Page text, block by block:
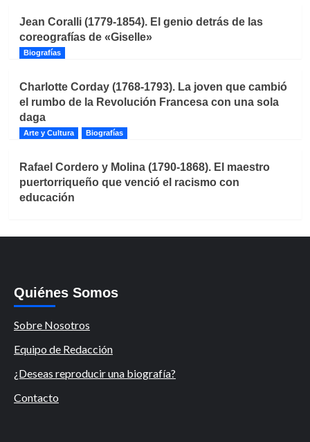
Jean Coralli (1779-1854). El genio detrás de las
coreografías de «Giselle»
Biografías
Charlotte Corday (1768-1793). La joven que cambió
el rumbo de la Revolución Francesa con una sola
daga
Arte y Cultura Biografías
Rafael Cordero y Molina (1790-1868). El maestro
puertorriqueño que venció el racismo con
educación
Quiénes Somos
Sobre Nosotros
Equipo de Redacción
¿Deseas reproducir una biografía?
Contacto